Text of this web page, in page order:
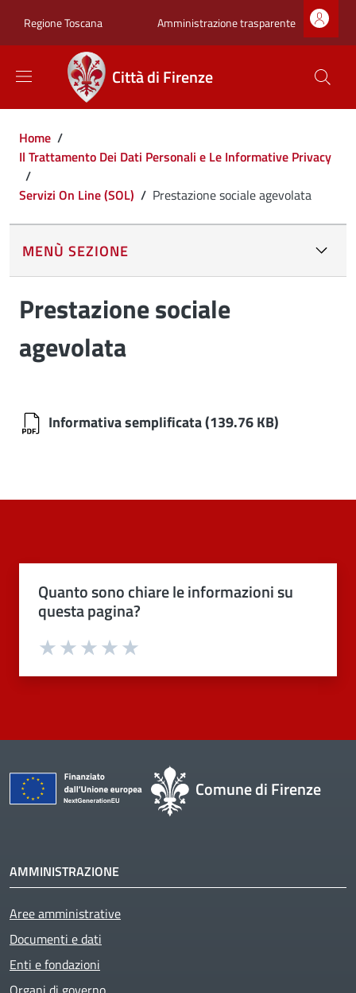
Regione Toscana Zona superiore
Amministrazione trasparente
Città di Firenze
Briciole di pane
Home /
Il Trattamento Dei Dati Personali e Le Informative Privacy
/
Servizi On Line (SOL) / Prestazione sociale agevolata
MENÙ SEZIONE
Prestazione sociale
agevolata
Informativa semplificata(139.76 KB)
Quanto sono chiare le informazioni su
questa pagina?
Valuta 4 stelle su 5
Valuta 3 stelle su 5
Valuta 2 stelle su 5
Valuta 1 stelle su 5
Comune di Firenze
AMMINISTRAZIONE
Aree amministrative
Documenti e dati
Enti e fondazioni